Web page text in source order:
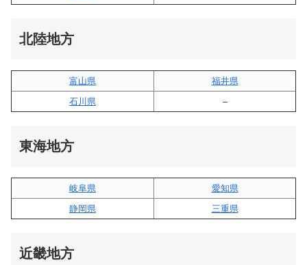
北陸地方
富山県
福井県
石川県
–
東海地方
岐阜県
愛知県
静岡県
三重県
近畿地方